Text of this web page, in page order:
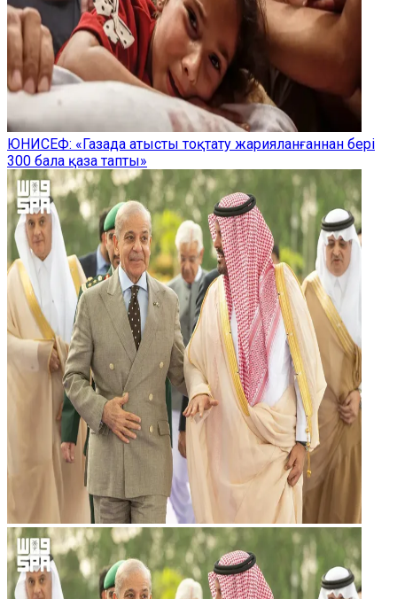
ЮНИСЕФ: «Газада атысты тоқтату жарияланғаннан бері
300 бала қаза тапты»